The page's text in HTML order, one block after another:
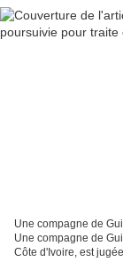
Une compagne de
Une compagne de
Côte d'Ivoire, est